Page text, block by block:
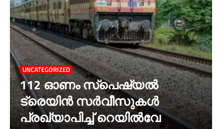
UNCATEGORIZED
112 ഓണം സ്പെഷ്യൽ
ട്രെയിൻ സർവീസുകൾ
പ്രഖ്യാപിച്ച് റെയിൽവേ